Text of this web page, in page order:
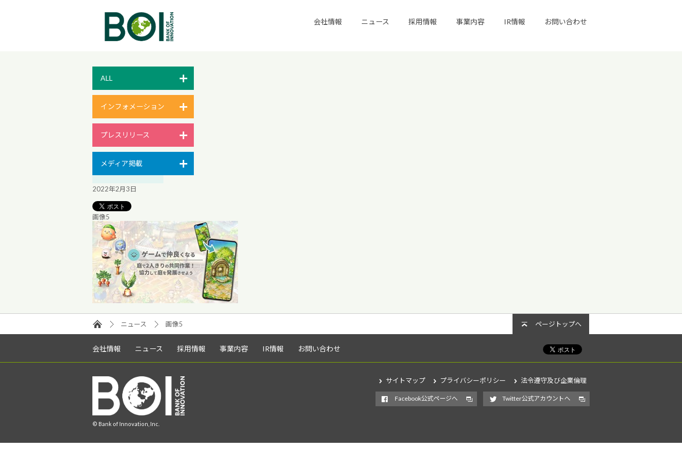
会社情報 ニュース 採用情報 事業内容 IR情報 お問い合わせ
ALL
インフォメーション
プレスリリース
メディア掲載
2022年2月3日
画像5
ニュース 画像5 ページトップへ
会社情報 ニュース 採用情報 事業内容 IR情報 お問い合わせ
© Bank of Innovation, Inc.
サイトマップ プライバシーポリシー 法令遵守及び企業倫理
Facebook公式ページへ Twitter公式アカウントへ